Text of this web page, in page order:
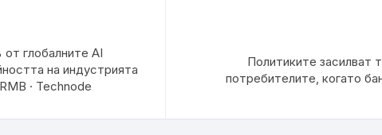
глобалните AI
на индустрията
· Technode
Политиките засилват
потребителите, когато